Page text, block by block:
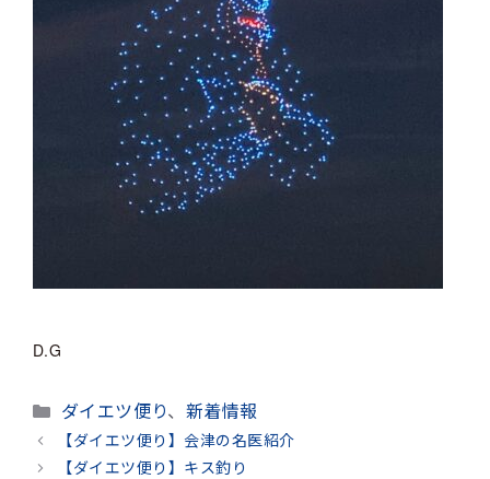
D.G
カ
テ
ゴ
ダイエツ便り、 新着情報
【ダイエツ便り】会津の名医紹介
【ダイエツ便り】キス釣り